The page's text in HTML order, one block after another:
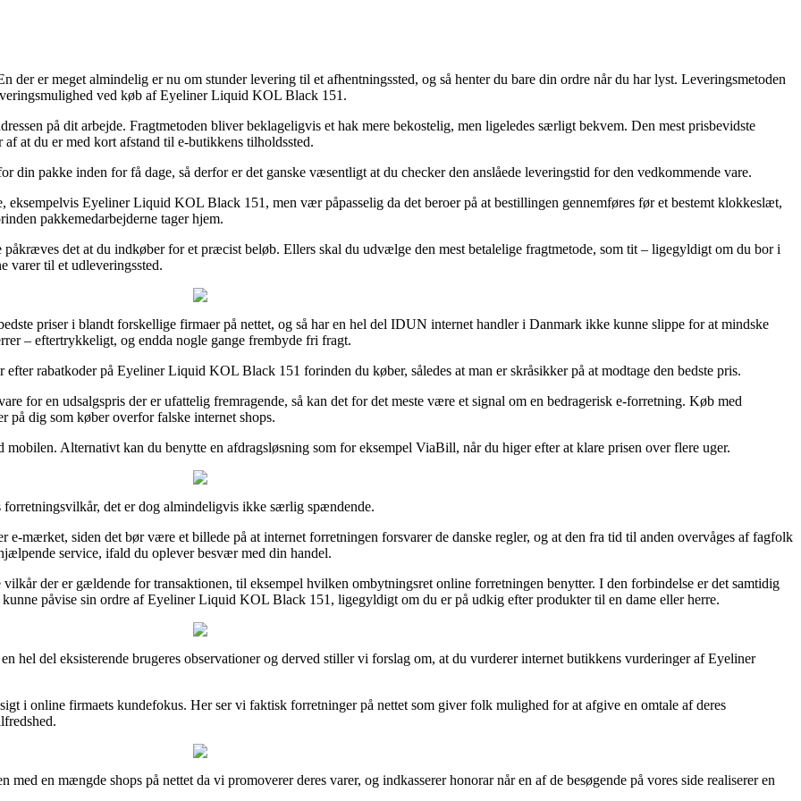
er meget almindelig er nu om stunder levering til et afhentningssted, og så henter du bare din ordre når du har lyst. Leveringsmetoden
ved køb af Eyeliner Liquid KOL Black 151.
på dit arbejde. Fragtmetoden bliver beklageligvis et hak mere bekostelig, men ligeledes særligt bekvem. Den mest prisbevidste
at du er med kort afstand til e-butikkens tilholdssted.
pakke inden for få dage, så derfor er det ganske væsentligt at du checker den anslåede leveringstid for den vedkommende vare.
eksempelvis Eyeliner Liquid KOL Black 151, men vær påpasselig da det beroer på at bestillingen gennemføres før et bestemt klokkeslæt,
pakkemedarbejderne tager hjem.
det at du indkøber for et præcist beløb. Ellers skal du udvælge den mest betalelige fragtmetode, som tit – ligegyldigt om du bor i
varer til et udleveringssted.
priser i blandt forskellige firmaer på nettet, og så har en hel del IDUN internet handler i Danmark ikke kunne slippe for at mindske
– eftertrykkeligt, og endda nogle gange frembyde fri fragt.
rabatkoder på Eyeliner Liquid KOL Black 151 forinden du køber, således at man er skråsikker på at modtage den bedste pris.
for en udsalgspris der er ufattelig fremragende, så kan det for det meste være et signal om en bedragerisk e-forretning. Køb med
på dig som køber overfor falske internet shops.
Alternativt kan du benytte en afdragsløsning som for eksempel ViaBill, når du higer efter at klare prisen over flere uger.
det er dog almindeligvis ikke særlig spændende.
e-mærket, siden det bør være et billede på at internet forretningen forsvarer de danske regler, og at den fra tid til anden overvåges af fagfolk
service, ifald du oplever besvær med din handel.
der er gældende for transaktionen, til eksempel hvilken ombytningsret online forretningen benytter. I den forbindelse er det samtidig
påvise sin ordre af Eyeliner Liquid KOL Black 151, ligegyldigt om du er på udkig efter produkter til en dame eller herre.
hel del eksisterende brugeres observationer og derved stiller vi forslag om, at du vurderer internet butikkens vurderinger af Eyeliner
i online firmaets kundefokus. Her ser vi faktisk forretninger på nettet som giver folk mulighed for at afgive en omtale af deres
en mængde shops på nettet da vi promoverer deres varer, og indkasserer honorar når en af de besøgende på vores side realiserer en